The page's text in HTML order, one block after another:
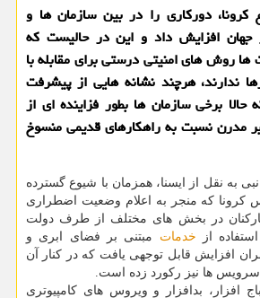
كرونا، دوركاری را در بین سازمان ها و
افزایش داد و این در حالیست كه
روش های امنیتی درستی برای مقابله با
ندارند، هرچند نشانه هایی از پیشرفت
حالا برخی سازمان ها بطور فزاینده ای از
مدرن نسبت به راهكارهای قدیمی منسوخ
به نقل از ایسنا، همزمان با شیوع گسترده
کرونا که منجر به اعلام وضعیت اضطراری
در بخش های مختلف از طرف دولت
از خدمات مبتنی بر فضای ابری و
افزایش قابل توجهی یافت که در کنار آن
ها نیز رکورد زده است.
افزار، بدافزار و ویروس های کامپیوتری